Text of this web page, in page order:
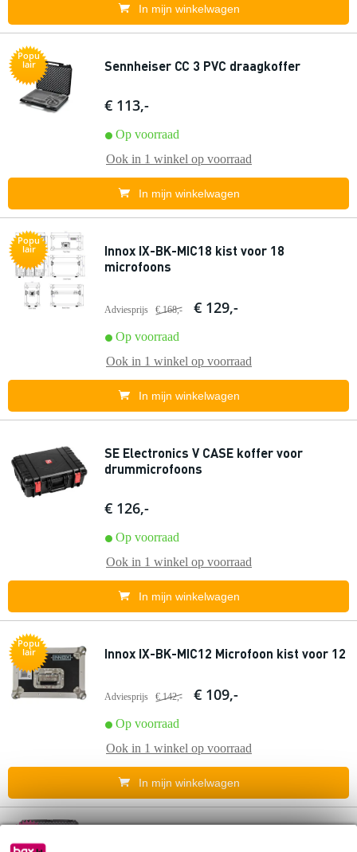
In mijn winkelwagen
Popu
lair Sennheiser CC 3 PVC draagkoffer
€ 113,-
Op voorraad
Ook in 1 winkel op voorraad
In mijn winkelwagen
Popu
lair
Innox IX-BK-MIC18 kist voor 18
microfoons
Adviesprijs € 168,- € 129,-
Op voorraad
Ook in 1 winkel op voorraad
In mijn winkelwagen
SE Electronics V CASE koffer voor
drummicrofoons
€ 126,-
Op voorraad
Ook in 1 winkel op voorraad
In mijn winkelwagen
Popu
lair Innox IX-BK-MIC12 Microfoon kist voor 12
Adviesprijs € 142,- € 109,-
Op voorraad
Ook in 1 winkel op voorraad
In mijn winkelwagen